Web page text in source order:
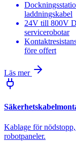
laddningskabel
24V till 800V
servicerobotar
före offert
Läs mer
Kablage för
robotpaneler.